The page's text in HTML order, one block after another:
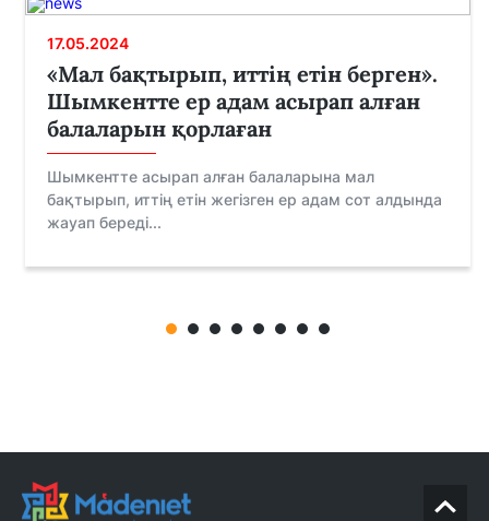
17.05.2024
«Мал бақтырып, иттің етін берген».
Шымкентте ер адам асырап алған
балаларын қорлаған
Шымкентте асырап алған балаларына мал
бақтырып, иттің етін жегізген ер адам сот алдында
жауап береді...